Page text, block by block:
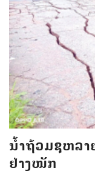
ນ້ຳຖ້ວມຊຸຫລາ
ຢ່າງໜັກ